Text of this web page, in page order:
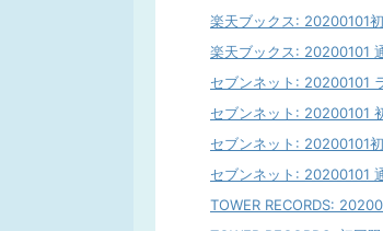
楽天ブックス: 20200101
楽天ブックス: 20200101
セブンネット: 20200101
セブンネット: 20200101
セブンネット: 20200101
セブンネット: 20200101
TOWER RECORDS: